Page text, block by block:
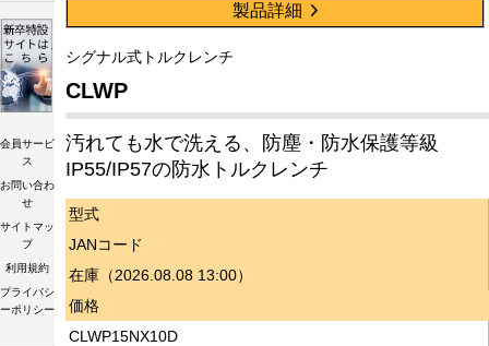
会員サービ
ス
お問い合わ
せ
サイトマッ
プ
利用規約
プライバシ
ーポリシー
製品詳細
シグナル式トルクレンチ
CLWP
汚れても水で洗える、防塵・防水保護等級
IP55/IP57の防水トルクレンチ
型式
JANコード
在庫（2026.08.08 13:00）
価格
CLWP15NX10D